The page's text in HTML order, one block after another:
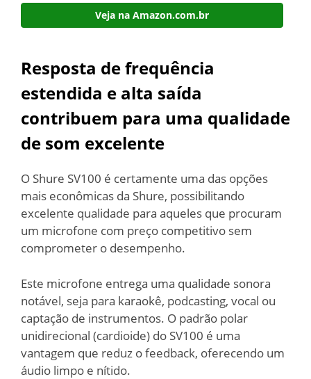
Veja na Amazon.com.br
Resposta de frequência
estendida e alta saída
contribuem para uma qualidade
de som excelente
O Shure SV100 é certamente uma das opções
mais econômicas da Shure, possibilitando
excelente qualidade para aqueles que procuram
um microfone com preço competitivo sem
comprometer o desempenho.
Este microfone entrega uma qualidade sonora
notável, seja para karaokê, podcasting, vocal ou
captação de instrumentos. O padrão polar
unidirecional (cardioide) do SV100 é uma
vantagem que reduz o feedback, oferecendo um
áudio limpo e nítido.